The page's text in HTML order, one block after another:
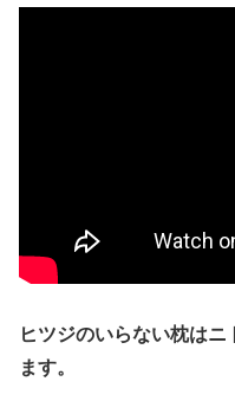
ヒツジのいらない枕はニ
ます。